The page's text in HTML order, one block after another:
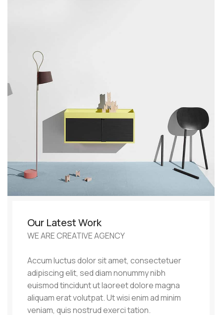
Our Latest Work
WE ARE CREATIVE AGENCY
Accum luctus dolor sit amet, consectetuer
adipiscing elit, sed diam nonummy nibh
euismod tincidunt ut laoreet dolore magna
aliquam erat volutpat. Ut wisi enim ad minim
veniam, quis nostrud exerci tation.